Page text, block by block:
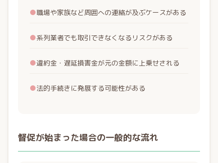
●職場や家族など周囲への連絡が及ぶケースがある
●系列業者でも取引できなくなるリスクがある
●違約金・遅延損害金が元の金額に上乗せされる
●法的手続きに発展する可能性がある
督促が始まった場合の一般的な流れ